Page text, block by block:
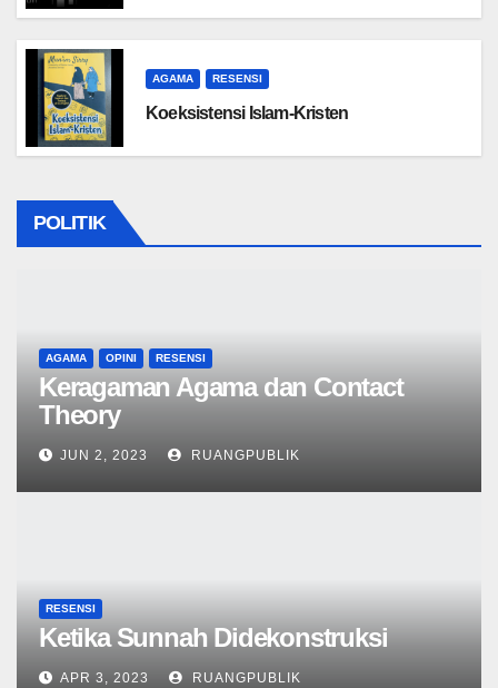
AGAMA RESENSI
Koeksistensi Islam-Kristen
POLITIK
AGAMA OPINI RESENSI
Keragaman Agama dan Contact
Theory
JUN 2, 2023 RUANGPUBLIK
RESENSI
Ketika Sunnah Didekonstruksi
APR 3, 2023 RUANGPUBLIK